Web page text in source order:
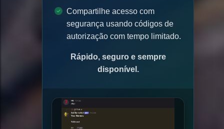
Compartilhe acesso com
segurança usando códigos de
autorização com tempo limitado.
Rápido, seguro e sempre
disponível.